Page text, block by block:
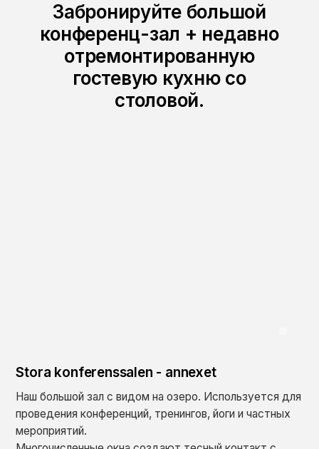
Забронируйте большой
конференц-зал + недавно
отремонтированную
гостевую кухню со
столовой.
Stora konferenssalen - annexet
Наш большой зал с видом на озеро. Используется для
проведения конференций, тренингов, йоги и частных
мероприятий.